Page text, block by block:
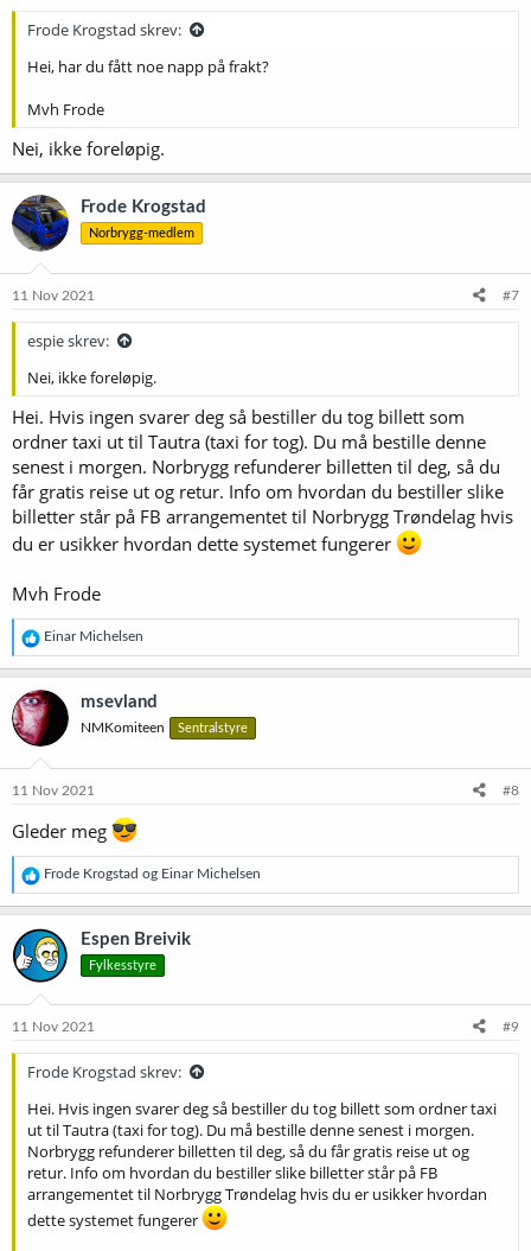
Frode Krogstad skrev:
Hei, har du fått noe napp på frakt?
Mvh Frode
Nei, ikke foreløpig.
Frode Krogstad
Norbrygg-medlem
11 Nov 2021 #7
espie skrev:
Nei, ikke foreløpig.
Hei. Hvis ingen svarer deg så bestiller du tog billett som
ordner taxi ut til Tautra (taxi for tog). Du må bestille denne
senest i morgen. Norbrygg refunderer billetten til deg, så du
får gratis reise ut og retur. Info om hvordan du bestiller slike
billetter står på FB arrangementet til Norbrygg Trøndelag hvis
du er usikker hvordan dette systemet fungerer
Mvh Frode
R
e
a
k
s
j
o
e
Einar Michelsen
msevland
NMKomiteen Sentralstyre
11 Nov 2021 #8
Gleder meg
R
e
a
k
s
j
o
e
Frode Krogstad og Einar Michelsen
Espen Breivik
Fylkesstyre
11 Nov 2021 #9
Frode Krogstad skrev:
Hei. Hvis ingen svarer deg så bestiller du tog billett som ordner taxi
ut til Tautra (taxi for tog). Du må bestille denne senest i morgen.
Norbrygg refunderer billetten til deg, så du får gratis reise ut og
retur. Info om hvordan du bestiller slike billetter står på FB
arrangementet til Norbrygg Trøndelag hvis du er usikker hvordan
dette systemet fungerer